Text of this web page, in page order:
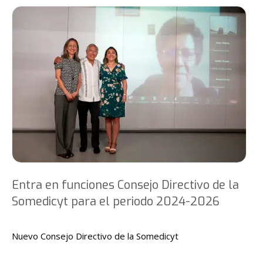
Entra en funciones Consejo Directivo de la
Somedicyt para el periodo 2024-2026
Nuevo Consejo Directivo de la Somedicyt